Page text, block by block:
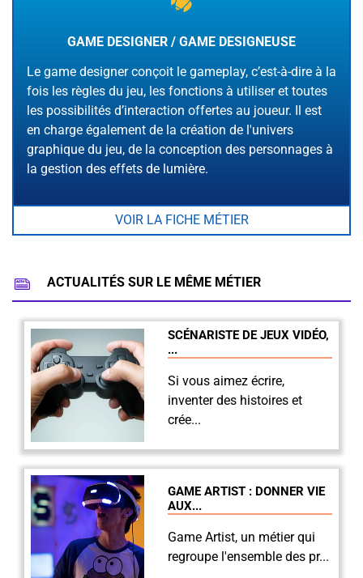
GAME DESIGNER / GAME DESIGNEUSE
Le game designer conçoit le gameplay, c’est-à-dire à la
fois les règles du jeu, les fonctions à utiliser et toutes
les possibilités d’interaction offertes au joueur. Il est
en charge également de la création de l'univers
graphique du jeu, de la conception des personnages à
la gestion des effets de lumière.
VOIR LA FICHE MÉTIER
ACTUALITÉS SUR LE MÊME MÉTIER
SCÉNARISTE DE JEUX VIDÉO,
...
Si vous aimez écrire,
inventer des histoires et
crée...
GAME ARTIST : DONNER VIE
AUX...
Game Artist, un métier qui
regroupe l'ensemble des pr...